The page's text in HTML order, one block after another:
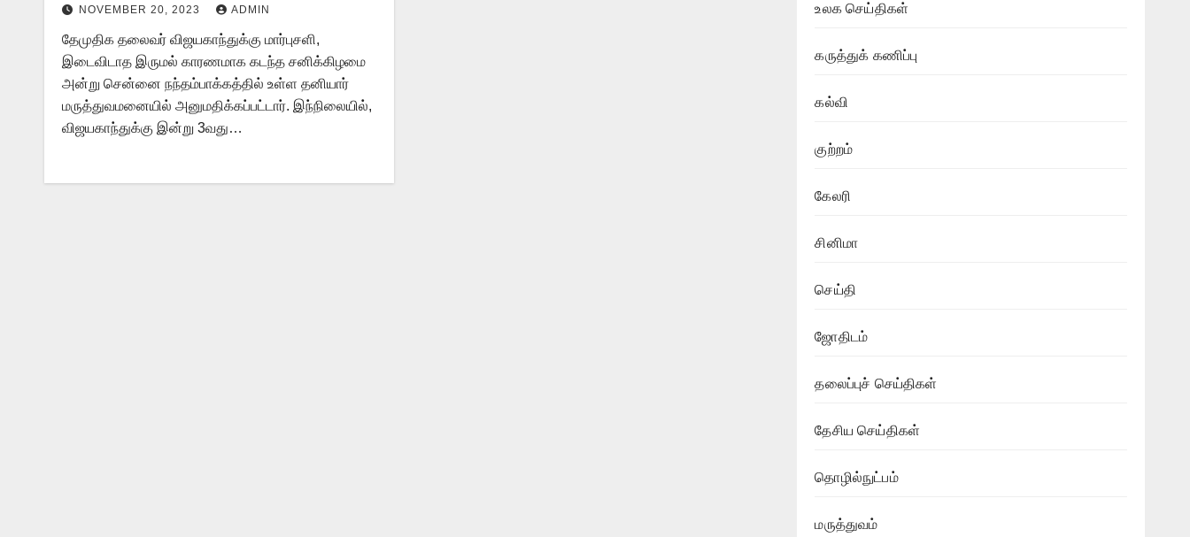
NOVEMBER 20, 2023 ADMIN
தேமுதிக தலைவர் விஜயகாந்துக்கு மார்புசளி,
இடைவிடாத இருமல் காரணமாக கடந்த சனிக்கிழமை
அன்று சென்னை நந்தம்பாக்கத்தில் உள்ள தனியார்
மருத்துவமனையில் அனுமதிக்கப்பட்டார். இந்நிலையில்,
விஜயகாந்துக்கு இன்று 3வது…
உலக செய்திகள்
கருத்துக் கணிப்பு
கல்வி
குற்றம்
கேலரி
சினிமா
செய்தி
ஜோதிடம்
தலைப்புச் செய்திகள்
தேசிய செய்திகள்
தொழில்நுட்பம்
மருத்துவம்